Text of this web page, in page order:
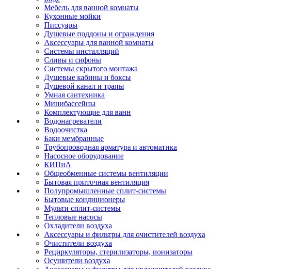
Мебель для ванной комнаты
Кухонные мойки
Писсуары
Душевые поддоны и ограждения
Аксессуары для ванной комнаты
Системы инсталляций
Сливы и сифоны
Системы скрытого монтажа
Душевые кабины и боксы
Душевой канал и трапы
Умная сантехника
Минибассейны
Комплектующие для ванн
Водонагреватели
Водоочистка
Баки мембранные
Трубопроводная арматура и автоматика
Насосное оборудование
КИПиА
Общеобменные системы вентиляции
Бытовая приточная вентиляция
Полупромышленные сплит-системы
Бытовые кондиционеры
Мульти сплит-системы
Тепловые насосы
Охладители воздуха
Аксессуары и фильтры для очистителей воздуха
Очистители воздуха
Рециркуляторы, стерилизаторы, ионизаторы
Осушители воздуха